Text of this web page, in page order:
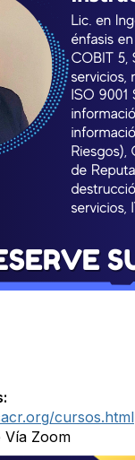
cursos.html
Vía Zoom